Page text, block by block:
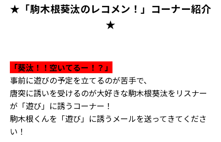
★「駒木根葵汰のレコメン！」コーナー紹介
★
「葵汰！！空いてるー！？」
事前に遊びの予定を立てるのが苦手で、
唐突に誘いを受けるのが大好きな駒木根葵汰をリスナー
が「遊び」に誘うコーナー！
駒木根くんを「遊び」に誘うメールを送ってきてくださ
い！